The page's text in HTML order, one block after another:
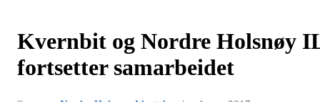
Kvernbit og Nordre Holsnøy
fortsetter samarbeidet